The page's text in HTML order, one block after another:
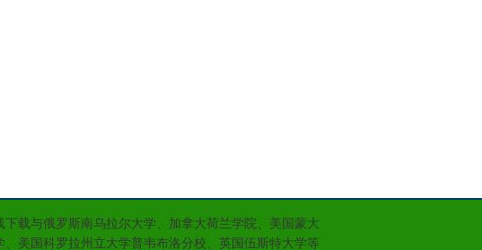
载与俄罗斯南乌拉尔大学、加拿大荷兰学院、美国蒙大
美国科罗拉州立大学普韦布洛分校、英国伍斯特大学等